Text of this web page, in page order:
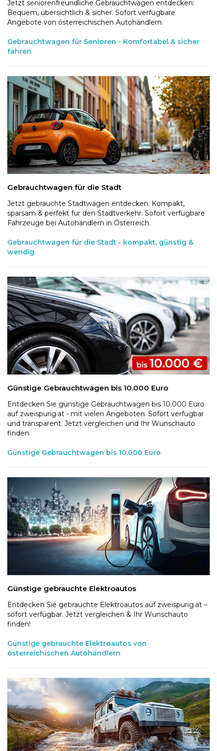
Jetzt seniorenfreundliche Gebrauchtwagen entdecken:
Bequem, übersichtlich & sicher. Sofort verfügbare
Angebote von österreichischen Autohändlern.
Gebrauchtwagen für Senioren - Komfortabel & sicher
fahren
Gebrauchtwagen für die Stadt
Jetzt gebrauchte Stadtwagen entdecken: Kompakt,
sparsam & perfekt für den Stadtverkehr. Sofort verfügbare
Fahrzeuge bei Autohändlern in Österreich.
Gebrauchtwagen für die Stadt - kompakt, günstig &
wendig
Günstige Gebrauchtwagen bis 10.000 Euro
Entdecken Sie günstige Gebrauchtwagen bis 10.000 Euro
auf zweispurig.at - mit vielen Angeboten. Sofort verfügbar
und transparent. Jetzt vergleichen und Ihr Wunschauto
finden.
Günstige Gebrauchtwagen bis 10.000 Euro
Günstige gebrauchte Elektroautos
Entdecken Sie gebrauchte Elektroautos auf zweispurig.at –
sofort verfügbar. Jetzt vergleichen & Ihr Wunschauto
finden!
Günstige gebrauchte Elektroautos von
österreichischen Autohändlern